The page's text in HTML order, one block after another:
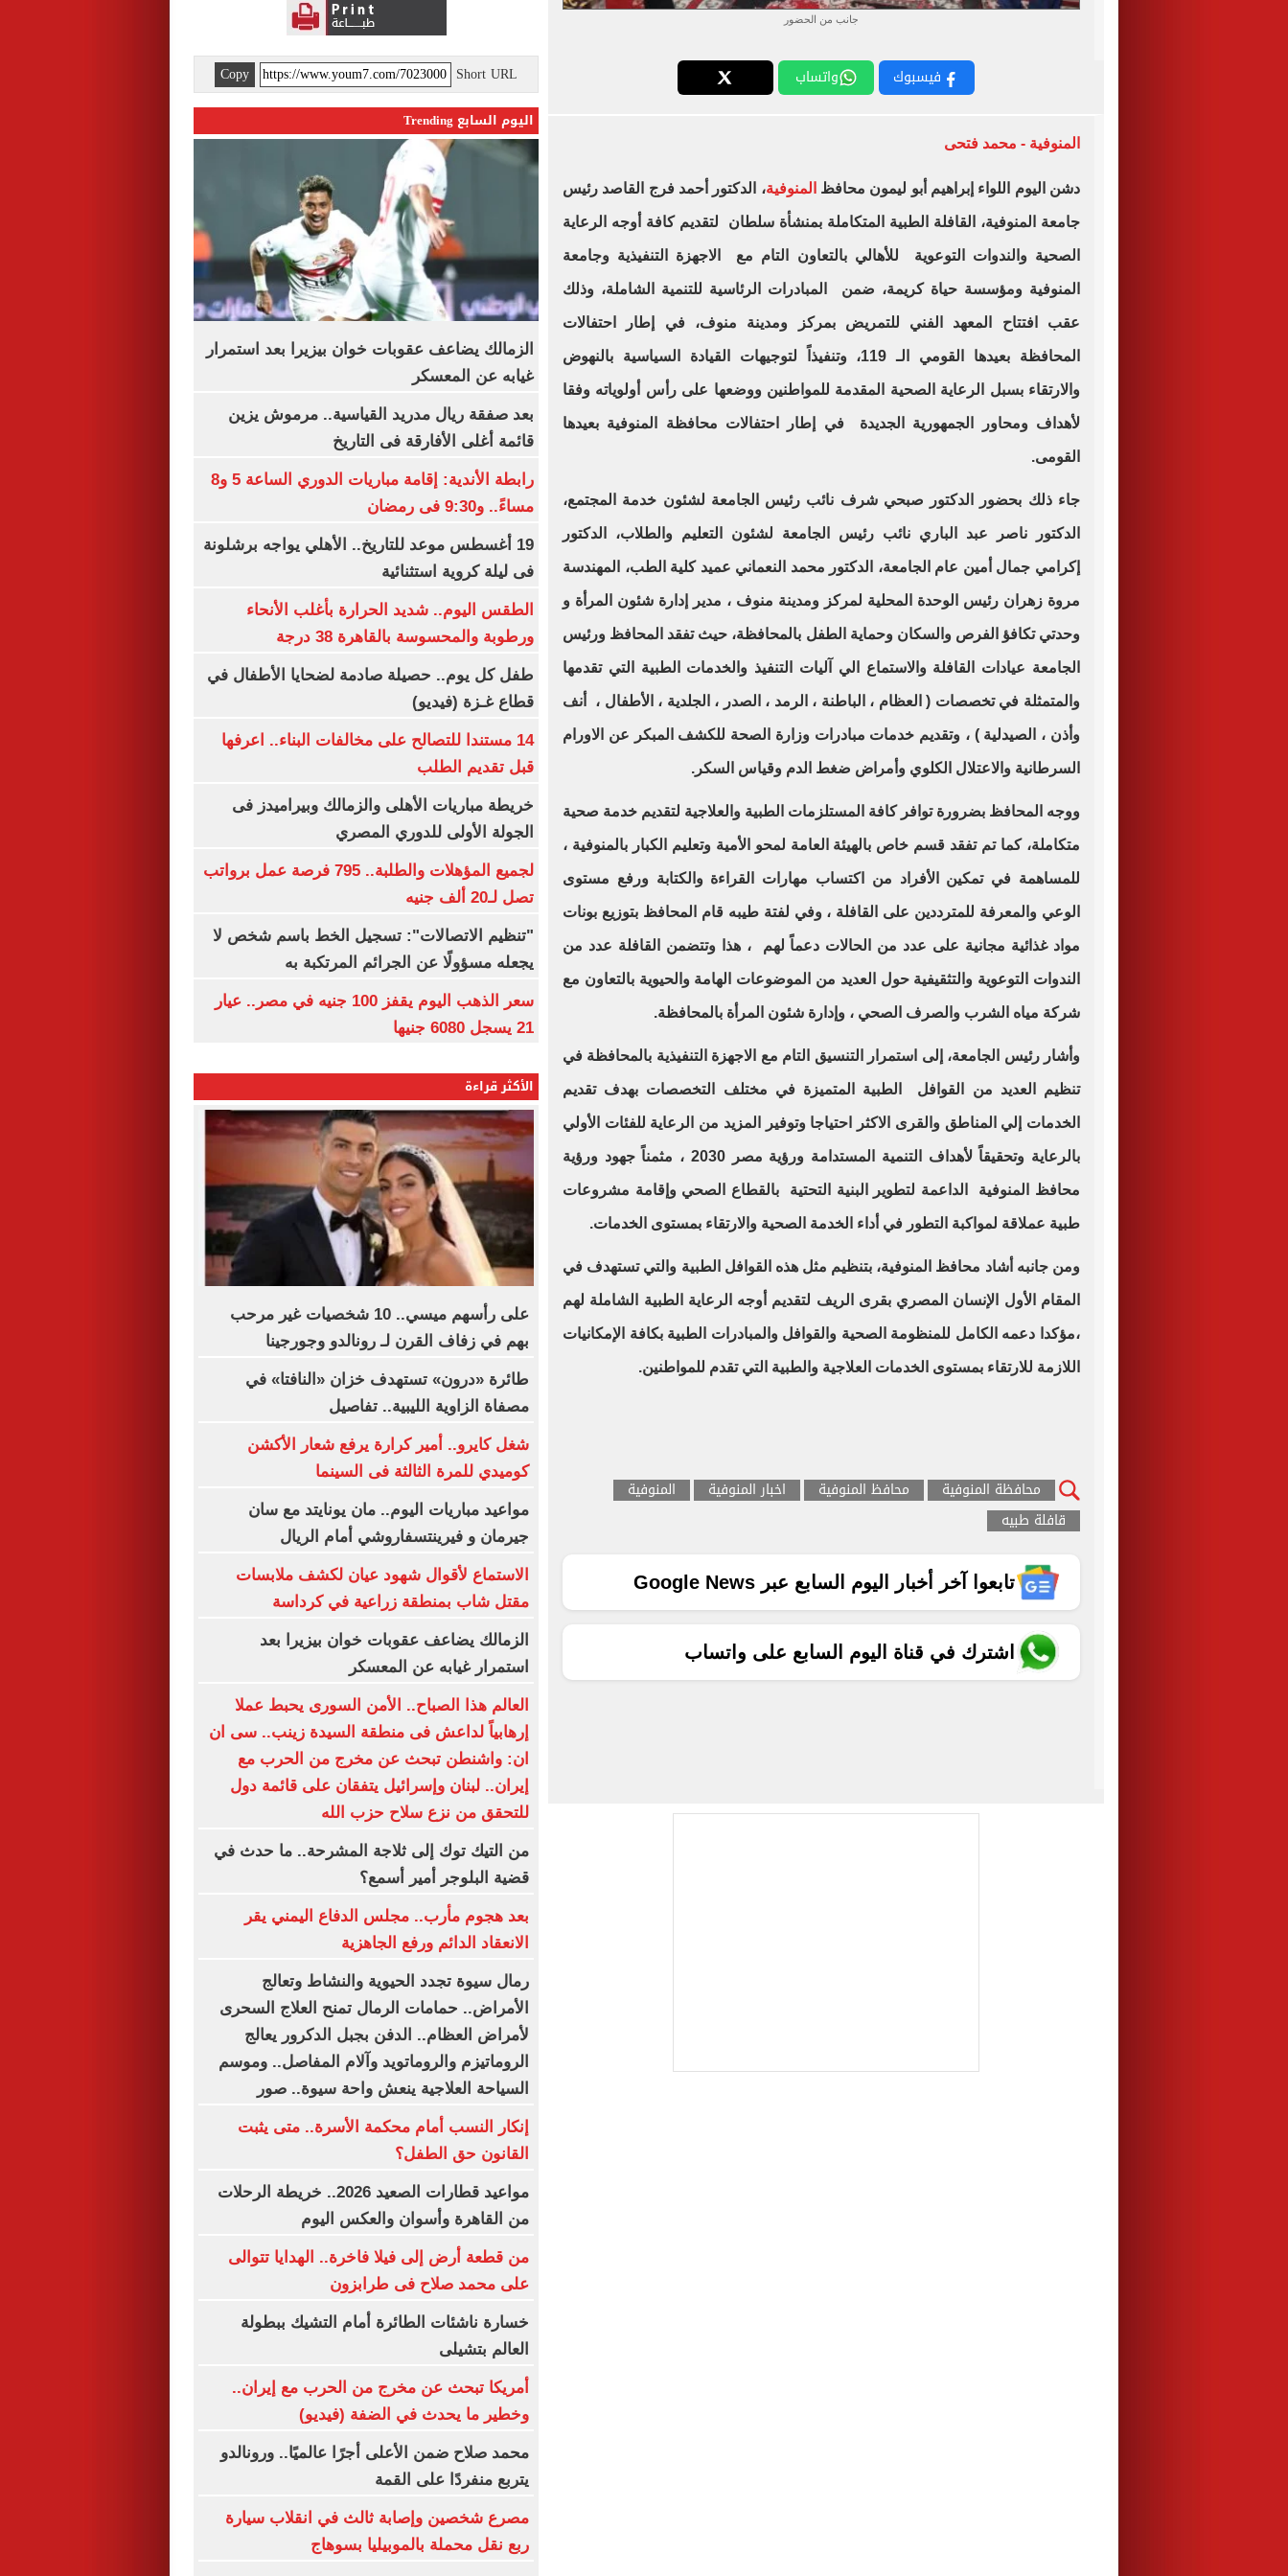
جانب من الحضور
فيسبوك واتساب
المنوفية - محمد فتحى
دشن اليوم اللواء إبراهيم أبو ليمون محافظ المنوفية، الدكتور أحمد فرج القاصد رئيس
جامعة المنوفية، القافلة الطبية المتكاملة بمنشأة سلطان لتقديم كافة أوجه الرعاية
الصحية والندوات التوعوية للأهالي بالتعاون التام مع الاجهزة التنفيذية وجامعة
المنوفية ومؤسسة حياة كريمة، ضمن المبادرات الرئاسية للتنمية الشاملة، وذلك
عقب افتتاح المعهد الفني للتمريض بمركز ومدينة منوف، في إطار احتفالات
المحافظة بعيدها القومي الـ 119، وتنفيذاً لتوجيهات القيادة السياسية بالنهوض
والارتقاء بسبل الرعاية الصحية المقدمة للمواطنين ووضعها على رأس أولوياته وفقا
لأهداف ومحاور الجمهورية الجديدة في إطار احتفالات محافظة المنوفية بعيدها
القومى.
جاء ذلك بحضور الدكتور صبحي شرف نائب رئيس الجامعة لشئون خدمة المجتمع،
الدكتور ناصر عبد الباري نائب رئيس الجامعة لشئون التعليم والطلاب، الدكتور
إكرامي جمال أمين عام الجامعة، الدكتور محمد النعماني عميد كلية الطب، المهندسة
مروة زهران رئيس الوحدة المحلية لمركز ومدينة منوف ، مدير إدارة شئون المرأة و
وحدتي تكافؤ الفرص والسكان وحماية الطفل بالمحافظة، حيث تفقد المحافظ ورئيس
الجامعة عيادات القافلة والاستماع الي آليات التنفيذ والخدمات الطبية التي تقدمها
والمتمثلة في تخصصات ( العظام ، الباطنة ، الرمد ، الصدر ، الجلدية ، الأطفال ، أنف
وأذن ، الصيدلية ) ، وتقديم خدمات مبادرات وزارة الصحة للكشف المبكر عن الاورام
السرطانية والاعتلال الكلوي وأمراض ضغط الدم وقياس السكر.
ووجه المحافظ بضرورة توافر كافة المستلزمات الطبية والعلاجية لتقديم خدمة صحية
متكاملة، كما تم تفقد قسم خاص بالهيئة العامة لمحو الأمية وتعليم الكبار بالمنوفية ،
للمساهمة في تمكين الأفراد من اكتساب مهارات القراءة والكتابة ورفع مستوى
الوعي والمعرفة للمترددين على القافلة ، وفي لفتة طيبه قام المحافظ بتوزيع بونات
مواد غذائية مجانية على عدد من الحالات دعماً لهم ، هذا وتتضمن القافلة عدد من
الندوات التوعوية والتثقيفية حول العديد من الموضوعات الهامة والحيوية بالتعاون مع
شركة مياه الشرب والصرف الصحي ، وإدارة شئون المرأة بالمحافظة.
وأشار رئيس الجامعة، إلى استمرار التنسيق التام مع الاجهزة التنفيذية بالمحافظة في
تنظيم العديد من القوافل الطبية المتميزة في مختلف التخصصات بهدف تقديم
الخدمات إلي المناطق والقرى الاكثر احتياجا وتوفير المزيد من الرعاية للفئات الأولي
بالرعاية وتحقيقاً لأهداف التنمية المستدامة ورؤية مصر 2030 ، مثمناً جهود ورؤية
محافظ المنوفية الداعمة لتطوير البنية التحتية بالقطاع الصحي وإقامة مشروعات
طبية عملاقة لمواكبة التطور في أداء الخدمة الصحية والارتقاء بمستوى الخدمات.
ومن جانبه أشاد محافظ المنوفية، بتنظيم مثل هذه القوافل الطبية والتي تستهدف في
المقام الأول الإنسان المصري بقرى الريف لتقديم أوجه الرعاية الطبية الشاملة لهم
،مؤكدا دعمه الكامل للمنظومة الصحية والقوافل والمبادرات الطبية بكافة الإمكانيات
اللازمة للارتقاء بمستوى الخدمات العلاجية والطبية التي تقدم للمواطنين.
محافظة المنوفية محافظ المنوفية اخبار المنوفية
المنوفية
قافلة طبيه
تابعوا آخر أخبار اليوم السابع عبر Google News
اشترك في قناة اليوم السابع على واتساب
Short URL
Copy
اليوم السابع Trending
الزمالك يضاعف عقوبات خوان بيزيرا بعد استمرار
غيابه عن المعسكر
بعد صفقة ريال مدريد القياسية.. مرموش يزين
قائمة أغلى الأفارقة فى التاريخ
رابطة الأندية: إقامة مباريات الدوري الساعة 5 و8
مساءً.. و9:30 فى رمضان
19 أغسطس موعد للتاريخ.. الأهلي يواجه برشلونة
فى ليلة كروية استثنائية
الطقس اليوم.. شديد الحرارة بأغلب الأنحاء
ورطوبة والمحسوسة بالقاهرة 38 درجة
طفل كل يوم.. حصيلة صادمة لضحايا الأطفال في
قطاع غـزة (فيديو)
14 مستندا للتصالح على مخالفات البناء.. اعرفها
قبل تقديم الطلب
خريطة مباريات الأهلى والزمالك وبيراميدز فى
الجولة الأولى للدوري المصري
لجميع المؤهلات والطلبة.. 795 فرصة عمل برواتب
تصل لـ20 ألف جنيه
"تنظيم الاتصالات": تسجيل الخط باسم شخص لا
يجعله مسؤولًا عن الجرائم المرتكبة به
سعر الذهب اليوم يقفز 100 جنيه في مصر.. عيار
21 يسجل 6080 جنيها
الأكثر قراءة
على رأسهم ميسي.. 10 شخصيات غير مرحب
بهم في زفاف القرن لـ رونالدو وجورجينا
طائرة «درون» تستهدف خزان «النافتا» في
مصفاة الزاوية الليبية.. تفاصيل
شغل كايرو.. أمير كرارة يرفع شعار الأكشن
كوميدي للمرة الثالثة فى السينما
مواعيد مباريات اليوم.. مان يونايتد مع سان
جيرمان و فيرينتسفاروشي أمام الريال
الاستماع لأقوال شهود عيان لكشف ملابسات
مقتل شاب بمنطقة زراعية في كرداسة
الزمالك يضاعف عقوبات خوان بيزيرا بعد
استمرار غيابه عن المعسكر
العالم هذا الصباح.. الأمن السورى يحبط عملا
إرهابياً لداعش فى منطقة السيدة زينب.. سى ان
ان: واشنطن تبحث عن مخرج من الحرب مع
إيران.. لبنان وإسرائيل يتفقان على قائمة دول
للتحقق من نزع سلاح حزب الله
من التيك توك إلى ثلاجة المشرحة.. ما حدث في
قضية البلوجر أمير أسمع؟
بعد هجوم مأرب.. مجلس الدفاع اليمني يقر
الانعقاد الدائم ورفع الجاهزية
رمال سيوة تجدد الحيوية والنشاط وتعالج
الأمراض.. حمامات الرمال تمنح العلاج السحرى
لأمراض العظام.. الدفن بجبل الدكرور يعالج
الروماتيزم والروماتويد وآلام المفاصل.. وموسم
السياحة العلاجية ينعش واحة سيوة.. صور
إنكار النسب أمام محكمة الأسرة.. متى يثبت
القانون حق الطفل؟
مواعيد قطارات الصعيد 2026.. خريطة الرحلات
من القاهرة وأسوان والعكس اليوم
من قطعة أرض إلى فيلا فاخرة.. الهدايا تتوالى
على محمد صلاح فى طرابزون
خسارة ناشئات الطائرة أمام التشيك ببطولة
العالم بتشيلى
أمريكا تبحث عن مخرج من الحرب مع إيران..
وخطير ما يحدث في الضفة (فيديو)
محمد صلاح ضمن الأعلى أجرًا عالميًا.. ورونالدو
يتربع منفردًا على القمة
مصرع شخصين وإصابة ثالث في انقلاب سيارة
ربع نقل محملة بالموبيليا بسوهاج